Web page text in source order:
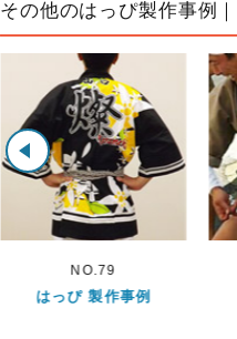
その他のはっぴ製作事例｜
NO.175
はっぴ 製作事例